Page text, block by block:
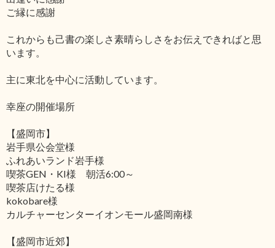
ご縁に感謝
これからも己書の楽しさ素晴らしさをお伝えできればと思
います。
主に東北を中心に活動しています。
幸座の開催場所
【盛岡市】
岩手県公会堂様
ふれあいランド岩手様
喫茶GEN・KI様 朝活6:00～
喫茶店けたる様
kokobare様
カルチャーセンターイオンモール盛岡南様
【盛岡市近郊】